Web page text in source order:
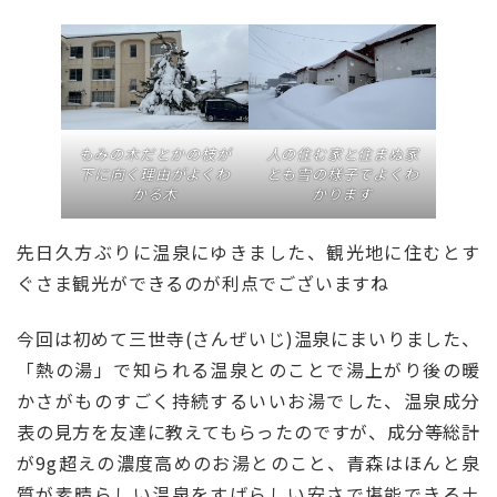
もみの木だとかの枝が
下に向く理由がよくわ
かる木
人の住む家と住まぬ家
とも雪の様子でよくわ
かります
先日久方ぶりに温泉にゆきました、観光地に住むとす
ぐさま観光ができるのが利点でございますね
今回は初めて三世寺(さんぜいじ)温泉にまいりました、
「熱の湯」で知られる温泉とのことで湯上がり後の暖
かさがものすごく持続するいいお湯でした、温泉成分
表の見方を友達に教えてもらったのですが、成分等総計
が9g超えの濃度高めのお湯とのこと、青森はほんと泉